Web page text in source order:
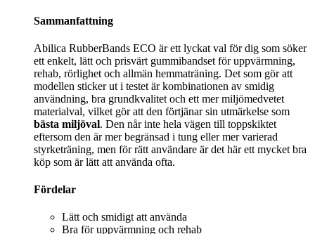
Sammanfattning
Abilica RubberBands ECO är ett lyckat val för dig som söker
ett enkelt, lätt och prisvärt gummibandset för uppvärmning,
rehab, rörlighet och allmän hemmaträning. Det som gör att
modellen sticker ut i testet är kombinationen av smidig
användning, bra grundkvalitet och ett mer miljömedvetet
materialval, vilket gör att den förtjänar sin utmärkelse som
bästa miljöval. Den når inte hela vägen till toppskiktet
eftersom den är mer begränsad i tung eller mer varierad
styrketräning, men för rätt användare är det här ett mycket bra
köp som är lätt att använda ofta.
Fördelar
Lätt och smidigt att använda
Bra för uppvärmning och rehab